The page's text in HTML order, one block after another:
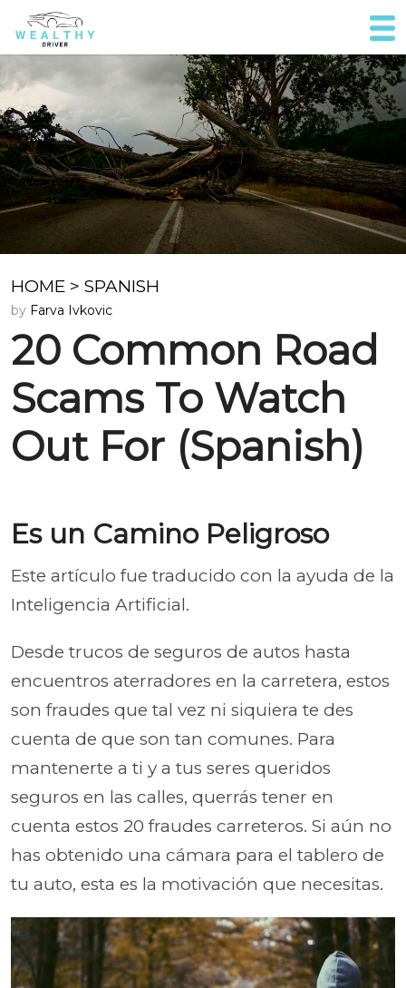
HOME > SPANISH
by Farva Ivkovic
20 Common Road
Scams To Watch
Out For (Spanish)
Es un Camino Peligroso
Este artículo fue traducido con la ayuda de la
Inteligencia Artificial.
Desde trucos de seguros de autos hasta
encuentros aterradores en la carretera, estos
son fraudes que tal vez ni siquiera te des
cuenta de que son tan comunes. Para
mantenerte a ti y a tus seres queridos
seguros en las calles, querrás tener en
cuenta estos 20 fraudes carreteros. Si aún no
has obtenido una cámara para el tablero de
tu auto, esta es la motivación que necesitas.